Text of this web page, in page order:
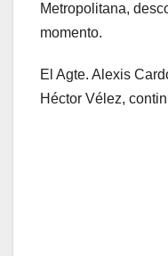
Metropolitana,
momento.
El Agte. Alexis
Héctor Vélez,